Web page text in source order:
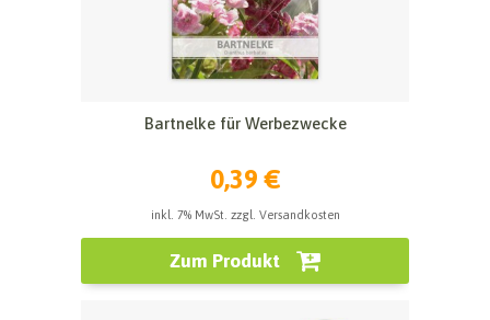
Bartnelke für Werbezwecke
0,39 €
inkl. 7% MwSt. zzgl. Versandkosten
Zum Produkt